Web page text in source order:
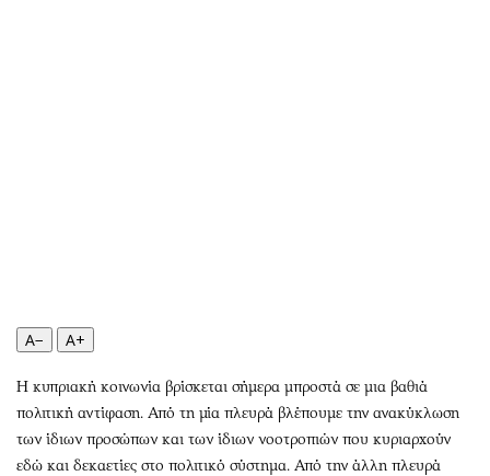
Θέατρο-Χορός
Εικαστικά
Βιβλίο
Χειρόγραφα
Προσφορές
Προσωπικότητες στην ''Κ''
Επιστολές
A− A+
Η κυπριακή κοινωνία βρίσκεται σήμερα μπροστά σε μια βαθιά
πολιτική αντίφαση. Από τη μία πλευρά βλέπουμε την ανακύκλωση
των ίδιων προσώπων και των ίδιων νοοτροπιών που κυριαρχούν
εδώ και δεκαετίες στο πολιτικό σύστημα. Από την άλλη πλευρά